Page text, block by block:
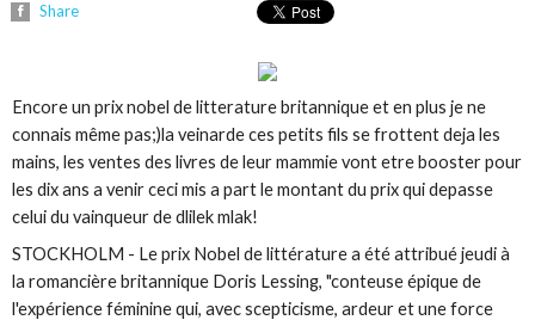
Share
Encore un prix nobel de litterature britannique et en plus je ne
connais même pas;)la veinarde ces petits fils se frottent deja les
mains, les ventes des livres de leur mammie vont etre booster pour
les dix ans a venir ceci mis a part le montant du prix qui depasse
celui du vainqueur de dlilek mlak!
STOCKHOLM - Le prix Nobel de littérature a été attribué jeudi à
la romancière britannique Doris Lessing, "conteuse épique de
l'expérience féminine qui, avec scepticisme, ardeur et une force